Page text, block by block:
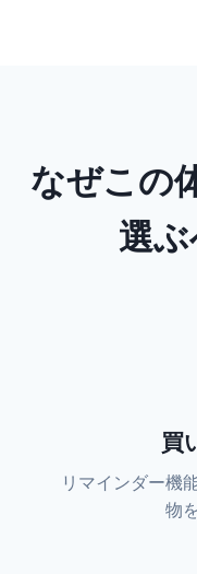
なぜこの
選
買
リマインダー機
物